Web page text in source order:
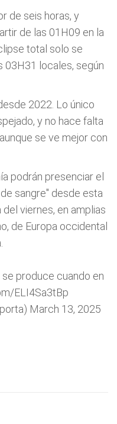
de seis horas, y
de las 01H09 en la
total solo se
03H31 locales, según
2022. Lo único
y no hace falta
se ve mejor con
podrán presenciar el
sangre" desde esta
viernes, en amplias
de Europa occidental
se produce cuando en
ELI4Sa3tBp
March 13, 2025